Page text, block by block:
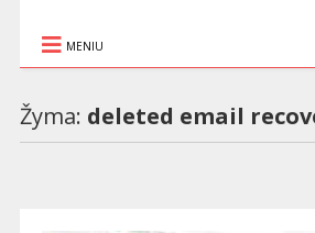
MENIU
Žyma: deleted email